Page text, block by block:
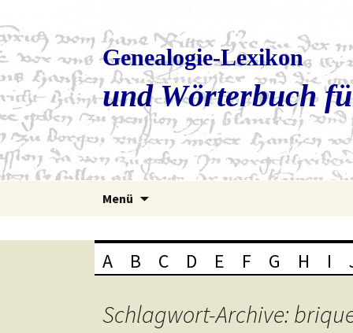
Genealogie-Lexikon
und Wörterbuch
Menü
A B C D E F G H I
Schlagwort-Archive: